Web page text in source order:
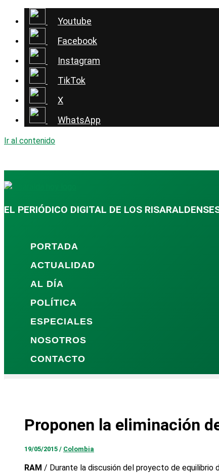
Youtube
Facebook
Instagram
TikTok
X
WhatsApp
Ir al contenido
EL PERIÓDICO DIGITAL DE LOS
PORTADA
ACTUALIDAD
AL DÍA
POLÍTICA
ESPECIALES
NOSOTROS
CONTACTO
Proponen la eliminación
19/05/2015 / Colombia
RAM / Durante la discusión del proyecto de equilibrio